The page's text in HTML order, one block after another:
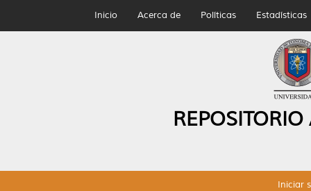
Inicio Acerca de Políticas Estadísticas
Iniciar